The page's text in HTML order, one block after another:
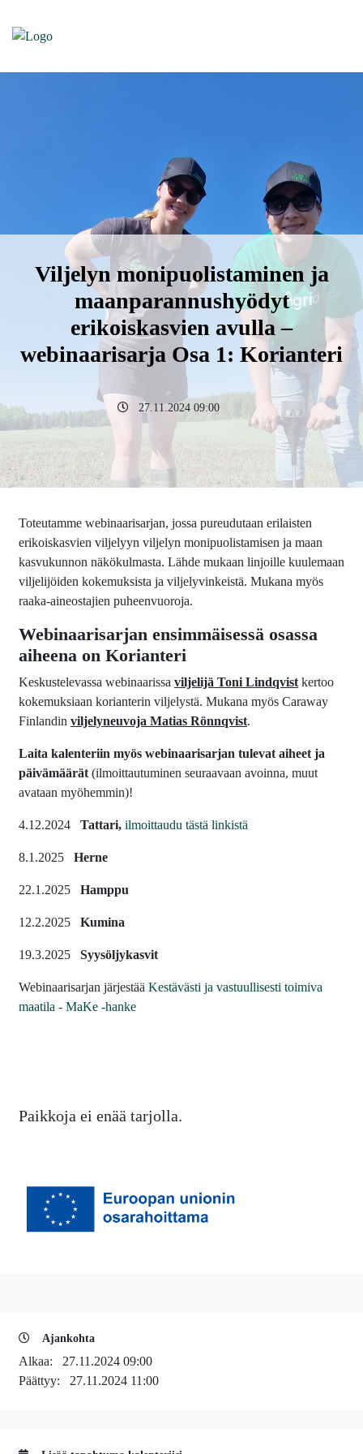
Viljelyn monipuolistaminen ja
maanparannushyödyt
erikoiskasvien avulla –
webinaarisarja Osa 1: Korianteri
27.11.2024 09:00
Toteutamme webinaarisarjan, jossa pureudutaan erilaisten
erikoiskasvien viljelyyn viljelyn monipuolistamisen ja maan
kasvukunnon näkökulmasta. Lähde mukaan linjoille kuulemaan
viljelijöiden kokemuksista ja viljelyvinkeistä. Mukana myös
raaka-aineostajien puheenvuoroja.
Webinaarisarjan ensimmäisessä osassa
aiheena on Korianteri
Keskustelevassa webinaarissa viljelijä Toni Lindqvist kertoo
kokemuksiaan korianterin viljelystä. Mukana myös Caraway
Finlandin viljelyneuvoja Matias Rönnqvist.
Laita kalenteriin myös webinaarisarjan tulevat aiheet ja
päivämäärät (ilmoittautuminen seuraavaan avoinna, muut
avataan myöhemmin)!
4.12.2024 Tattari, ilmoittaudu tästä linkistä
8.1.2025 Herne
22.1.2025 Hamppu
12.2.2025 Kumina
19.3.2025 Syysöljykasvit
Webinaarisarjan järjestää Kestävästi ja vastuullisesti toimiva
maatila - MaKe -hanke
Paikkoja ei enää tarjolla.
Ajankohta
Alkaa: 27.11.2024 09:00
Päättyy: 27.11.2024 11:00